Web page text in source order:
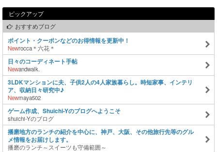
ピックアップ
おすすめブログ
ポイント・クーポンなどのお得情報を更新中！
Newrocca＊六花＊
日々のコーディネート手帖
Newandwalk.
3LDKマンションに夫、子供2人の4人家族暮らし。時短家事、インテリ
ア、収納日々研究中♪
Newmaya502
ゲーム作成、Shuichi-Yのブログへようこそ
shuichi-Yのブログ
播磨地方のランチの紹介を中心に、神戸、大阪、その他旅行先等のグル
メ情報をお届けします。
播磨のランチ～スイーツも守備範囲～